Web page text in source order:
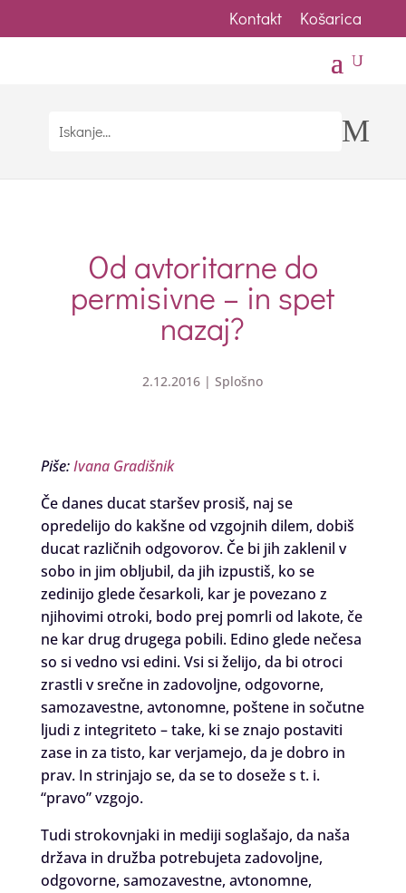
Kontakt Košarica
U
M
Od avtoritarne do
permisivne – in spet
nazaj?
2.12.2016 |Splošno
Piše:Ivana Gradišnik
Če danes ducat staršev prosiš, naj se
opredelijo do kakšne od vzgojnih dilem, dobiš
ducat različnih odgovorov. Če bi jih zaklenil v
sobo in jim obljubil, da jih izpustiš, ko se
zedinijo glede česarkoli, kar je povezano z
njihovimi otroki, bodo prej pomrli od lakote, če
ne kar drug drugega pobili. Edino glede nečesa
so si vedno vsi edini. Vsi si želijo, da bi otroci
zrastli v srečne in zadovoljne, odgovorne,
samozavestne, avtonomne, poštene in sočutne
ljudi z integriteto – take, ki se znajo postaviti
zase in za tisto, kar verjamejo, da je dobro in
prav. In strinjajo se, da se to doseže s t. i.
“pravo” vzgojo.
Tudi strokovnjaki in mediji soglašajo, da naša
država in družba potrebujeta zadovoljne,
odgovorne, samozavestne, avtonomne,